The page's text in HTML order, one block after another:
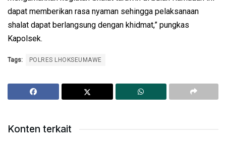
dapat memberikan rasa nyaman sehingga pelaksanaan
shalat dapat berlangsung dengan khidmat,” pungkas
Kapolsek.
Tags: POLRES LHOKSEUMAWE
Konten terkait